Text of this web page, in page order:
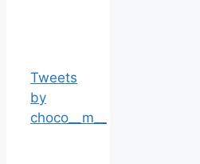
Tweets
by
choco__m__